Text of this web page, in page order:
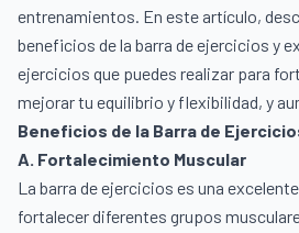
entrenamientos. En este artículo,
beneficios de la barra de ejercicios y
ejercicios que puedes realizar para
mejorar tu equilibrio y flexibilidad, y
Beneficios de la Barra de
A. Fortalecimiento Muscular
La barra de ejercicios es una
fortalecer diferentes grupos